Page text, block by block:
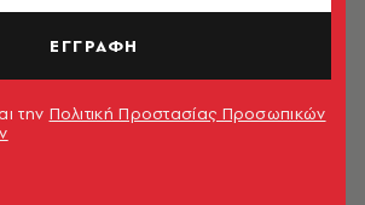
ΕΓΓΡΑΦΗ
την Πολιτική Προστασίας Προσωπικών